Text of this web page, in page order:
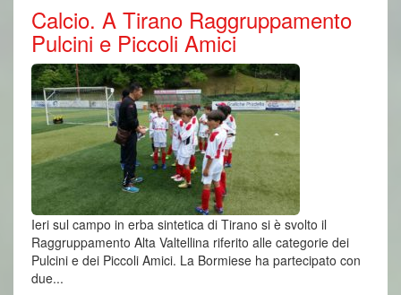
Calcio. A Tirano Raggruppamento
Pulcini e Piccoli Amici
Ieri sul campo in erba sintetica di Tirano si è svolto il
Raggruppamento Alta Valtellina riferito alle categorie dei
Pulcini e dei Piccoli Amici. La Bormiese ha partecipato con
due...